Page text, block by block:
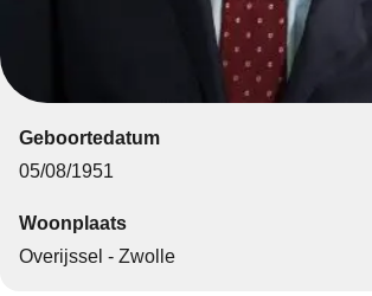
Geboortedatum
05/08/1951
Woonplaats
Overijssel - Zwolle